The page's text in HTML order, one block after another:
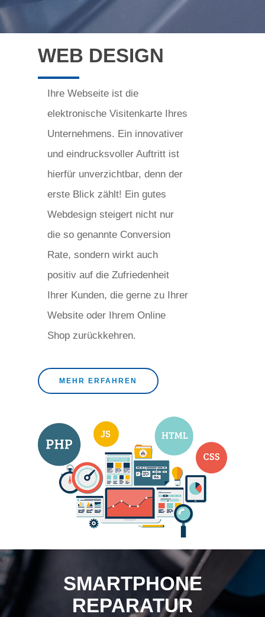
WEB DESIGN
Ihre Webseite ist die
elektronische Visitenkarte Ihres
Unternehmens. Ein innovativer
und eindrucksvoller Auftritt ist
hierfür unverzichtbar, denn der
erste Blick zählt! Ein gutes
Webdesign steigert nicht nur
die so genannte Conversion
Rate, sondern wirkt auch
positiv auf die Zufriedenheit
Ihrer Kunden, die gerne zu Ihrer
Website oder Ihrem Online
Shop zurückkehren.
MEHR ERFAHREN
SMARTPHONE
REPARATUR